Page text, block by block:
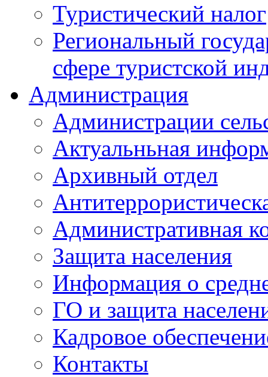
Туристический налог
Региональный
сфере туристской
Администрация
Администрации
Актуальньная
Архивный отдел
Административная
Защита населения
Информация о
ГО и защита
Кадровое
Контакты